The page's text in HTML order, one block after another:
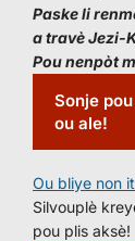
Paske li
a travè Jezi-
Pou nenpòt
Sonje
ou ale!
Ou bliye non
Silvouplè
pou plis aksè!